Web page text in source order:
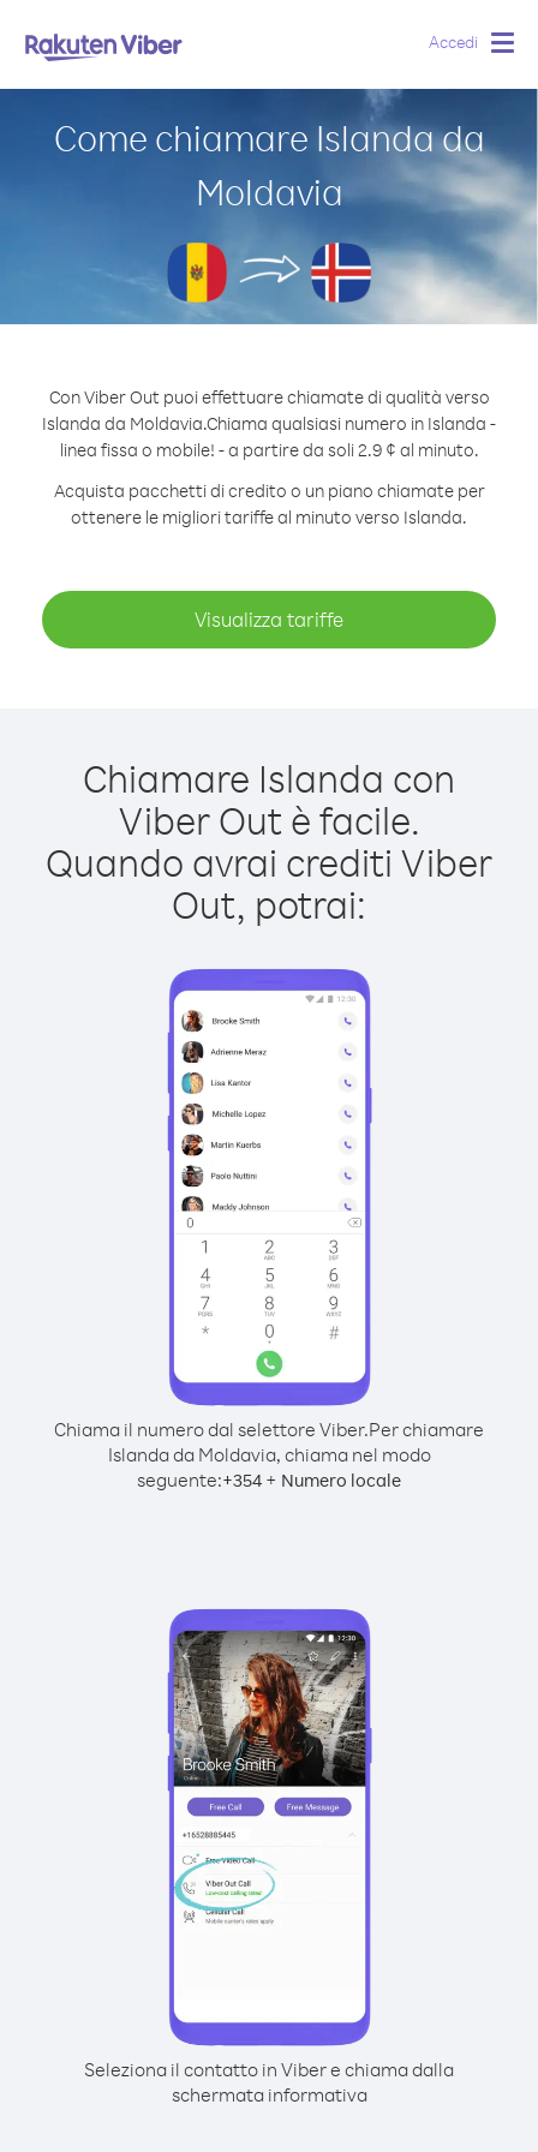
Accedi
Come chiamare Islanda da
Moldavia
Con Viber Out puoi effettuare chiamate di qualità verso
Islanda da Moldavia.Chiama qualsiasi numero in Islanda -
linea fissa o mobile! - a partire da soli 2.9 ¢ al minuto.
Acquista pacchetti di credito o un piano chiamate per
ottenere le migliori tariffe al minuto verso Islanda.
Visualizza tariffe
Chiamare Islanda con
Viber Out è facile.
Quando avrai crediti Viber
Out, potrai:
Chiama il numero dal selettore Viber.Per chiamare
Islanda da Moldavia, chiama nel modo
seguente:+354 + Numero locale
Seleziona il contatto in Viber e chiama dalla
schermata informativa